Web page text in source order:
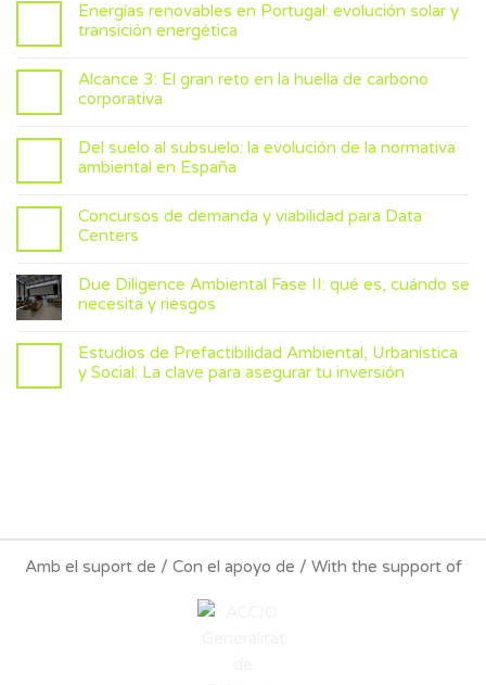
Energías renovables en Portugal: evolución solar y
transición energética
Alcance 3: El gran reto en la huella de carbono
corporativa
Del suelo al subsuelo: la evolución de la normativa
ambiental en España
Concursos de demanda y viabilidad para Data
Centers
Due Diligence Ambiental Fase II: qué es, cuándo se
necesita y riesgos
Estudios de Prefactibilidad Ambiental, Urbanística
y Social: La clave para asegurar tu inversión
Amb el suport de / Con el apoyo de / With the support of